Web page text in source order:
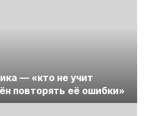
— «кто не учит
повторять её ошибки»